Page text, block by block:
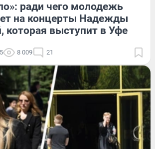
ради чего молодежь
на концерты Надежды
выступит в Уфе
8 009 21